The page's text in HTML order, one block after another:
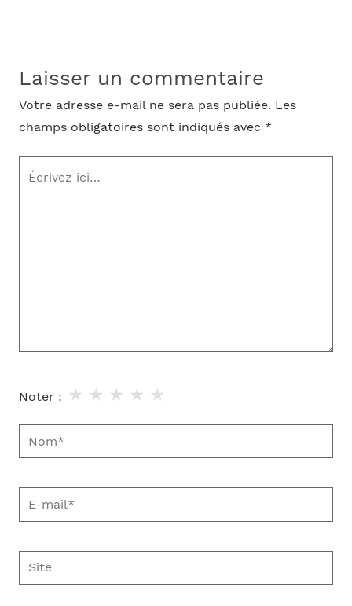
Laisser un commentaire
Votre adresse e-mail ne sera pas publiée. Les
champs obligatoires sont indiqués avec *
Écrivez
Noter : ★
★
★
★
★
Nom*
E-
mail*
Site